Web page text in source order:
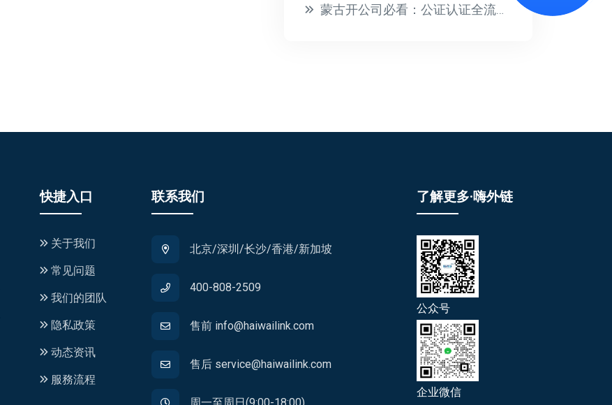
蒙古开公司必看：公证认证全流程指南，省时省力
快捷入口
关于我们
常见问题
我们的团队
隐私政策
动态资讯
服務流程
联系我们
北京/深圳/长沙/香港/新加坡
400-808-2509
售前 info@haiwailink.com
售后 service@haiwailink.com
了解更多·嗨外链
公众号
企业微信